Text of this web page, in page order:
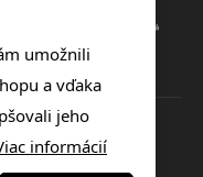
umožnili
a vďaka
jeho
informácií